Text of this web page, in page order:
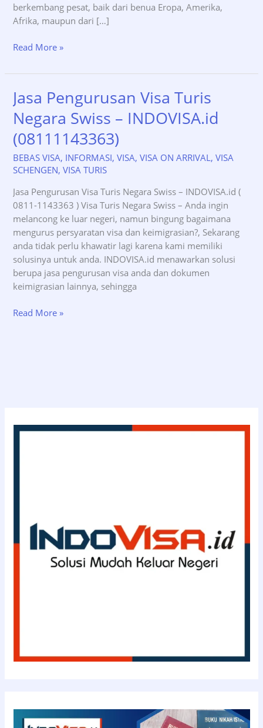
berkembang pesat, baik dari benua Eropa, Amerika,
Afrika, maupun dari […]
Syarat
Kerja
INDOVISA.id
(0811-
114-
3363)
Read More »
Jasa Pengurusan Visa Turis
Negara Swiss – INDOVISA.id
(08111143363)
BEBAS VISA, INFORMASI,VISA,VISA ON ARRIVAL,VISA
SCHENGEN,VISA TURIS
Jasa Pengurusan Visa Turis Negara Swiss – INDOVISA.id (
0811-1143363 ) Visa Turis Negara Swiss – Anda ingin
melancong ke luar negeri, namun bingung bagaimana
mengurus persyaratan visa dan keimigrasian?, Sekarang
anda tidak perlu khawatir lagi karena kami memiliki
solusinya untuk anda. INDOVISA.id menawarkan solusi
berupa jasa pengurusan visa anda dan dokumen
keimigrasian lainnya, sehingga
Jasa
Read More »